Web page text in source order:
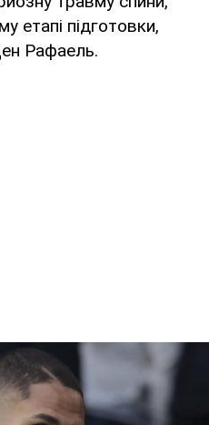
етапі підготовки,
Рафаель.